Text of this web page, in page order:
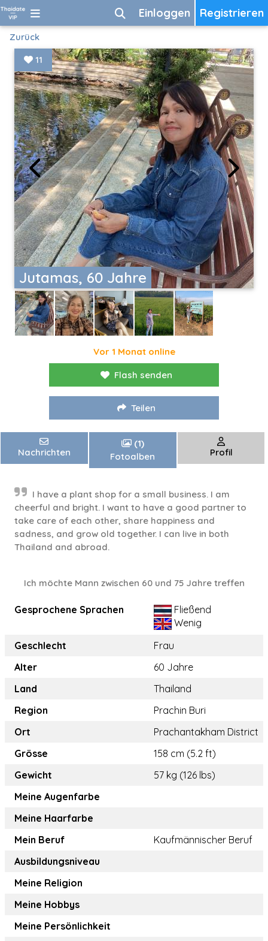
Registrieren
Einloggen
Zurück
Jutamas, 60 Jahre
11
Vor 1 Monat online
Flash senden
Teilen
Nachrichten
(1)
Fotoalben
Profil
I have a plant shop for a small business. I am
cheerful and bright. I want to have a good partner to
take care of each other, share happiness and
sadness, and grow old together. I can live in both
Thailand and abroad.
Ich möchte Mann zwischen 60 und 75 Jahre treffen
Gesprochene Sprachen
Fließend
Wenig
Geschlecht
Frau
Alter
60 Jahre
Land
Thailand
Region
Prachin Buri
Ort
Prachantakham District
Grösse
158 cm (5.2 ft)
Gewicht
57 kg (126 lbs)
Meine Augenfarbe
Meine Haarfarbe
Mein Beruf
Kaufmännischer Beruf
Ausbildungsniveau
Meine Religion
Meine Hobbys
Meine Persönlichkeit